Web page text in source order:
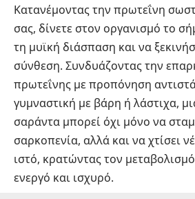
Κατανέμοντας την πρωτεΐνη
σας, δίνετε στον οργανισμό το
τη μυϊκή διάσπαση και να
σύνθεση. Συνδυάζοντας την
πρωτεΐνης με προπόνηση
γυμναστική με βάρη ή λάστιχα,
σαράντα μπορεί όχι μόνο να
σαρκοπενία, αλλά και να χτίσει
ιστό, κρατώντας τον
ενεργό και ισχυρό.